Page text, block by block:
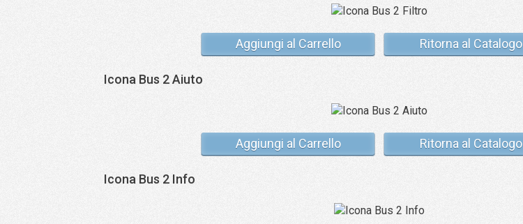
Aggiungi al Carrello Ritorna al Catalogo
Icona Bus 2 Aiuto
Aggiungi al Carrello Ritorna al Catalogo
Icona Bus 2 Info